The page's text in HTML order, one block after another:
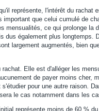
représente, l'intérêt du rachat
important que celui cumulé de
mensualités, ce qui prolonge la
dus également plus longtemps.
largement augmentés, bien
Elle est d'alléger les
de payer moins cher,
pour une autre raison.
le cas notamment dans les
représente moins de 60 %